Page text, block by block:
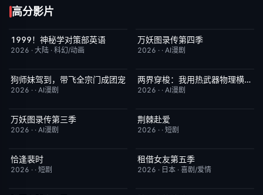
高分影片
更新至第3集 10.0
1999！神秘学对策部英语
2026 · 大陆 · 科幻/动画
完结
万妖图录传第四季
2026 · · AI漫剧
完结 10.0
狗师妹驾到，带飞全宗门成团宠
2026 · · AI漫剧
完结 10.0两界穿梭：我用热武器物理横推修真界
2026 · · AI漫剧
完结
万妖图录传第三季
2026 · · AI漫剧
完结
荆棘赴爱
2026 · · 短剧
完结
恰逢裴时
2026 · · 短剧
已完结
租借女友第五季
2026 · 日本 · 喜剧/爱情